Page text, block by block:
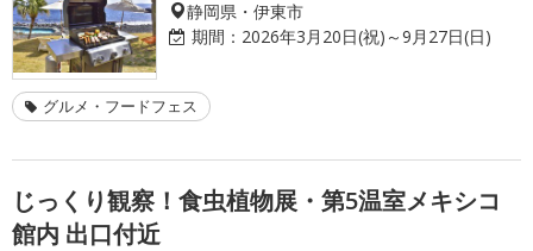
静岡県・伊東市
期間： 2026年3月20日(祝)～9月27日(日)
グルメ・フードフェス
じっくり観察！食虫植物展・第5温室メキシコ
館内 出口付近